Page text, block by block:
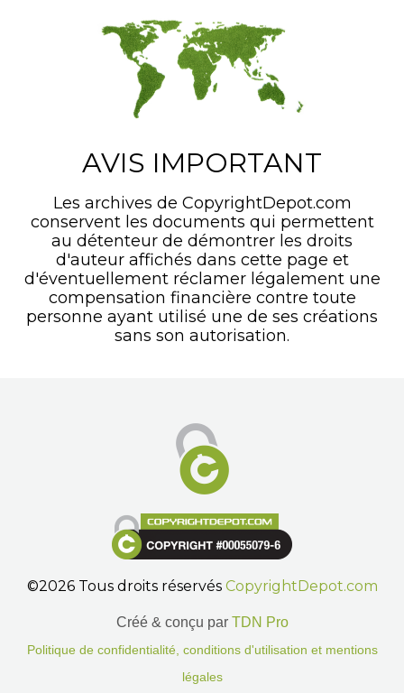
AVIS IMPORTANT
Les archives de CopyrightDepot.com
conservent les documents qui permettent
au détenteur de démontrer les droits
d'auteur affichés dans cette page et
d'éventuellement réclamer légalement une
compensation financière contre toute
personne ayant utilisé une de ses créations
sans son autorisation.
©2026 Tous droits réservés CopyrightDepot.com
Créé & conçu par TDN Pro
Politique de confidentialité, conditions d'utilisation et mentions
légales